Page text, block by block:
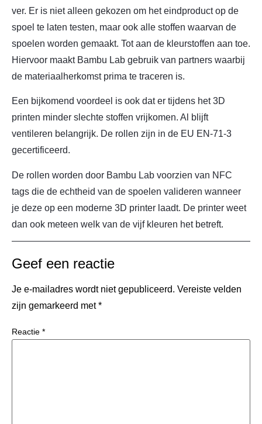
ver. Er is niet alleen gekozen om het eindproduct op de
spoel te laten testen, maar ook alle stoffen waarvan de
spoelen worden gemaakt. Tot aan de kleurstoffen aan toe.
Hiervoor maakt Bambu Lab gebruik van partners waarbij
de materiaalherkomst prima te traceren is.
Een bijkomend voordeel is ook dat er tijdens het 3D
printen minder slechte stoffen vrijkomen. Al blijft
ventileren belangrijk. De rollen zijn in de EU EN-71-3
gecertificeerd.
De rollen worden door Bambu Lab voorzien van NFC
tags die de echtheid van de spoelen valideren wanneer
je deze op een moderne 3D printer laadt. De printer weet
dan ook meteen welk van de vijf kleuren het betreft.
Geef een reactie
Je e-mailadres wordt niet gepubliceerd. Vereiste velden
zijn gemarkeerd met*
Reactie *